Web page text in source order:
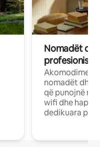
Nomadët
Akomodime
nomadët dhe
që punojnë në
wifi dhe
dedikuara